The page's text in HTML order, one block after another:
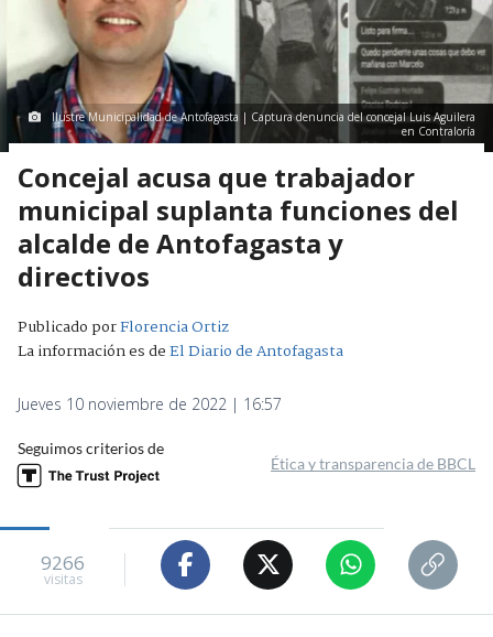
Ilustre Municipalidad de Antofagasta | Captura denuncia del concejal Luis Aguilera
en Contraloría
Concejal acusa que trabajador
municipal suplanta funciones del
alcalde de Antofagasta y
directivos
Publicado porFlorencia Ortiz
La información es deEl Diario de Antofagasta
Jueves 10 noviembre de 2022 | 16:57
Seguimos criterios de
Ética y transparencia de BBCL
9266
visitas